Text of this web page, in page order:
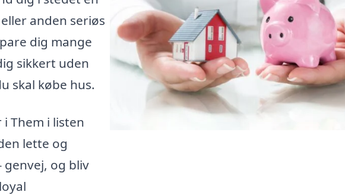
anden seriøs
dig mange
sikkert uden
skal købe hus.
Them i listen
lette og
genvej, og bliv